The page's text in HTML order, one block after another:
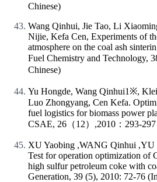
Chinese)
Wang Qinhui, Jie Tao, Li
Nijie, Kefa Cen, Experiments of
atmosphere on the coal ash
Fuel Chemistry and Technology,
Chinese)
Yu Hongde, Wang Qinhui1※,
Luo Zhongyang, Cen Kefa.
fuel logistics for biomass power
CSAE, 26（12）,2010：293-297
XU Yaobing ,WANG Qinhui ,YU
Test for operation optimization of
high sulfur petroleum coke with
Generation, 39 (5), 2010: 72-76